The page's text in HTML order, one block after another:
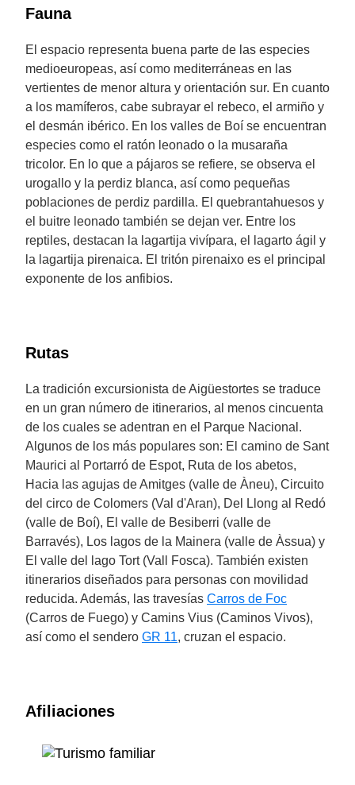
Fauna
El espacio representa buena parte de las especies
medioeuropeas, así como mediterráneas en las
vertientes de menor altura y orientación sur. En cuanto
a los mamíferos, cabe subrayar el rebeco, el armiño y
el desmán ibérico. En los valles de Boí se encuentran
especies como el ratón leonado o la musaraña
tricolor. En lo que a pájaros se refiere, se observa el
urogallo y la perdiz blanca, así como pequeñas
poblaciones de perdiz pardilla. El quebrantahuesos y
el buitre leonado también se dejan ver. Entre los
reptiles, destacan la lagartija vivípara, el lagarto ágil y
la lagartija pirenaica. El tritón pirenaixo es el principal
exponente de los anfibios.
Rutas
La tradición excursionista de Aigüestortes se traduce
en un gran número de itinerarios, al menos cincuenta
de los cuales se adentran en el Parque Nacional.
Algunos de los más populares son: El camino de Sant
Maurici al Portarró de Espot, Ruta de los abetos,
Hacia las agujas de Amitges (valle de Àneu), Circuito
del circo de Colomers (Val d'Aran), Del Llong al Redó
(valle de Boí), El valle de Besiberri (valle de
Barravés), Los lagos de la Mainera (valle de Àssua) y
El valle del lago Tort (Vall Fosca). También existen
itinerarios diseñados para personas con movilidad
reducida. Además, las travesías Carros de Foc
(Carros de Fuego) y Camins Vius (Caminos Vivos),
así como el sendero GR 11, cruzan el espacio.
Afiliaciones